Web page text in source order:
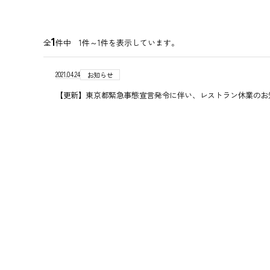
全1件中 1件～1件を表示しています。
2021.04.24 お知らせ
【更新】東京都緊急事態宣言発令に伴い、レストラン休業の